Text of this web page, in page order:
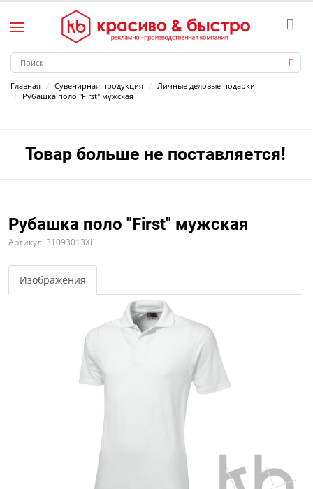
Главная Сувенирная продукция
Личные деловые подарки
Рубашка поло "First" мужская
Товар больше не поставляется!
Рубашка поло "First" мужская
Артикул: 31093013XL
Изображения